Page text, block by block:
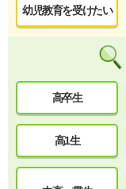
幼児教育を受けたい
高卒生
高1生